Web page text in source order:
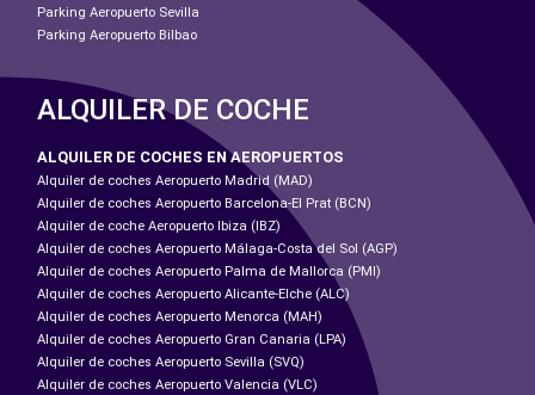
Parking Aeropuerto Sevilla
Parking Aeropuerto Bilbao
ALQUILER DE COCHE
ALQUILER DE COCHES EN AEROPUERTOS
Alquiler de coches Aeropuerto Madrid (MAD)
Alquiler de coches Aeropuerto Barcelona-El Prat (BCN)
Alquiler de coche Aeropuerto Ibiza (IBZ)
Alquiler de coches Aeropuerto Málaga-Costa del Sol (AGP)
Alquiler de coches Aeropuerto Palma de Mallorca (PMI)
Alquiler de coches Aeropuerto Alicante-Elche (ALC)
Alquiler de coches Aeropuerto Menorca (MAH)
Alquiler de coches Aeropuerto Gran Canaria (LPA)
Alquiler de coches Aeropuerto Sevilla (SVQ)
Alquiler de coches Aeropuerto Valencia (VLC)